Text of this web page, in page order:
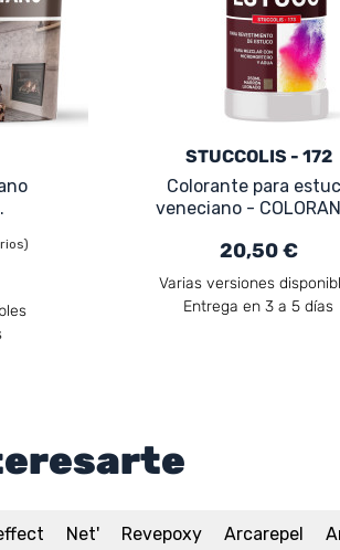
STUCCOLIS - 172
Colorante para
veneciano -
20,50 €
Varias versiones
Entrega en 3 a 5 días
Net' Revepoxy Arcarepel